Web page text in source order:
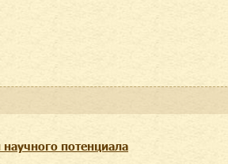
потенциала